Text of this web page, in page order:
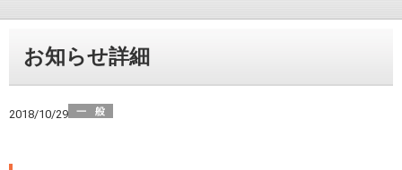
お知らせ詳細
2018/10/29